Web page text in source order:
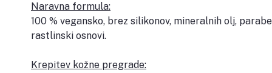
Naravna formula:
100 % vegansko, brez silikonov, mineralnih olj,
rastlinski osnovi.
Krepitev kožne pregrade: